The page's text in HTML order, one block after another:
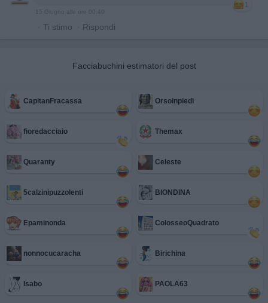
1
15 Giugno alle ore 00:40
· Ti stimo · Rispondi
Facciabuchini estimatori del post
CapitanFracassa Orsoinpiedi
fioredacciaio Themax
Quaranty Celeste
5calzinipuzzolenti BIONDINA
Epaminonda ColosseoQuadrato
nonnocucaracha Birichina
Isabo PAOLA63